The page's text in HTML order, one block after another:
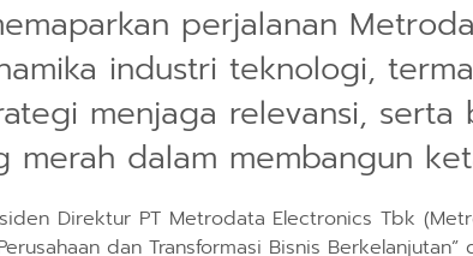
perjalanan
industri teknologi,
menjaga relevansi, serta
merah dalam membangun
Direktur PT Metrodata Electronics Tbk
dan Transformasi Bisnis